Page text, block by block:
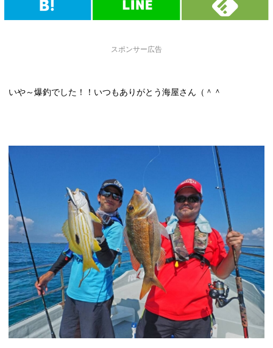
スポンサー広告
いや～爆釣でした！！いつもありがとう海屋さん（＾＾